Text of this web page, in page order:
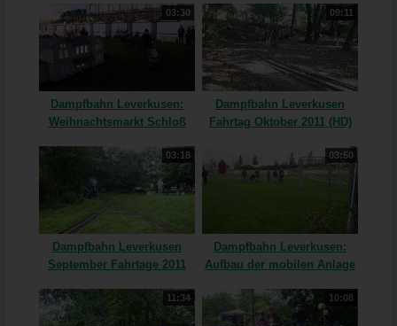
03:30
Dampfbahn Leverkusen:
Weihnachtsmarkt Schloß
09:11
Dampfbahn Leverkusen
Fahrtag Oktober 2011 (HD)
03:18
Dampfbahn Leverkusen
September Fahrtage 2011
03:50
Dampfbahn Leverkusen:
Aufbau der mobilen Anlage
11:34 10:08